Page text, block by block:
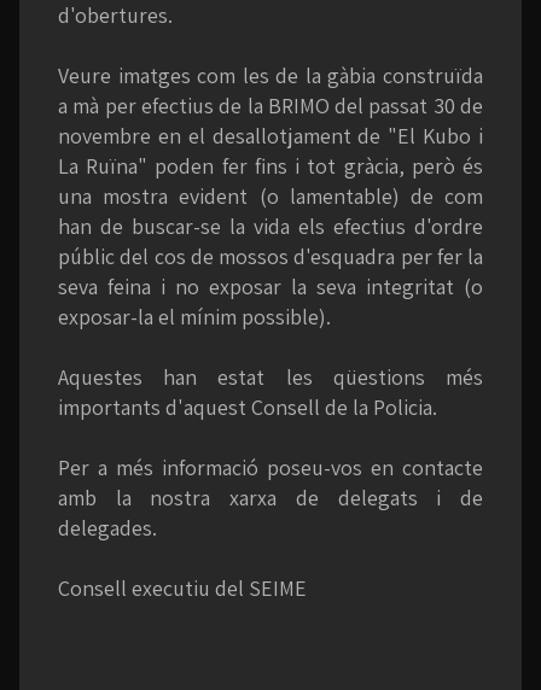
d'obertures.
Veure imatges com les de la gàbia construïda
a mà per efectius de la BRIMO del passat 30 de
novembre en el desallotjament de "El Kubo i
La Ruïna" poden fer fins i tot gràcia, però és
una mostra evident (o lamentable) de com
han de buscar-se la vida els efectius d'ordre
públic del cos de mossos d'esquadra per fer la
seva feina i no exposar la seva integritat (o
exposar-la el mínim possible).
Aquestes han estat les qüestions més
importants d'aquest Consell de la Policia.
Per a més informació poseu-vos en contacte
amb la nostra xarxa de delegats i de
delegades.
Consell executiu del SEIME